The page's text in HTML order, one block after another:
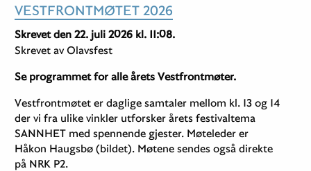
VESTFRONTMØTET 2026
Skrevet den 22. juli 2026 kl. 11:08.
Skrevet av Olavsfest
Se programmet for alle årets Vestfrontmøter.
Vestfrontmøtet er daglige samtaler mellom kl. 13 og 14
der vi fra ulike vinkler utforsker årets festivaltema
SANNHET med spennende gjester. Møteleder er
Håkon Haugsbø (bildet). Møtene sendes også direkte
på NRK P2.